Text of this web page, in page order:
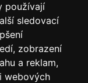
používají
sledovací
zobrazení
a reklam,
webových
Hôtel Fouquet's Barrière
Edouard François